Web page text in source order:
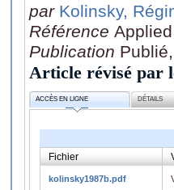
par Kolinsky,
Référence
Publication
Article révisé par
ACCÈS EN LIGNE DÉTAILS
Fichier
kolinsky1987b.pdf